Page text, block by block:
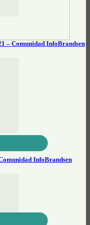
– Comunidad InfoBrandsen
InfoBrandsen